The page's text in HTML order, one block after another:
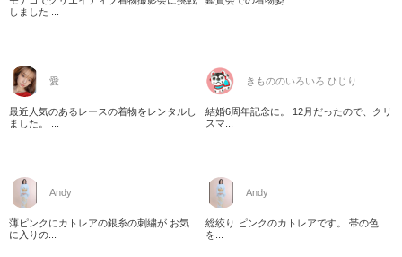
しました ...
愛
最近人気のあるレースの着物をレンタルし
ました。 ...
きもののいろいろ ひじり
結婚6周年記念に。 12月だったので、クリ
スマ...
Andy
薄ピンクにカトレアの銀糸の刺繍が お気
に入りの...
Andy
総絞り ピンクのカトレアです。 帯の色
を...